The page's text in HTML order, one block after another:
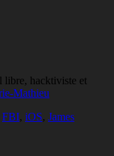
libre, hacktiviste et
Mathieu
FBI, iOS, James